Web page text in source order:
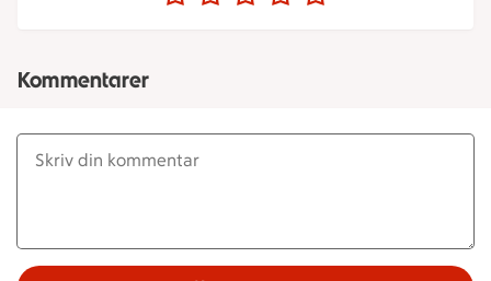
Kommentarer